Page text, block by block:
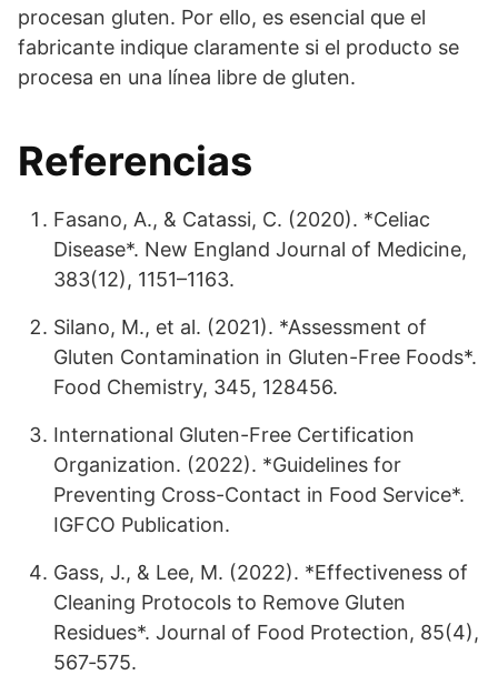
procesan gluten. Por ello, es esencial que el
fabricante indique claramente si el producto se
procesa en una línea libre de gluten.
Referencias
Fasano, A., & Catassi, C. (2020). *Celiac
Disease*. New England Journal of Medicine,
383(12), 1151–1163.
Silano, M., et al. (2021). *Assessment of
Gluten Contamination in Gluten-Free Foods*.
Food Chemistry, 345, 128456.
International Gluten-Free Certification
Organization. (2022). *Guidelines for
Preventing Cross-Contact in Food Service*.
IGFCO Publication.
Gass, J., & Lee, M. (2022). *Effectiveness of
Cleaning Protocols to Remove Gluten
Residues*. Journal of Food Protection, 85(4),
567‑575.